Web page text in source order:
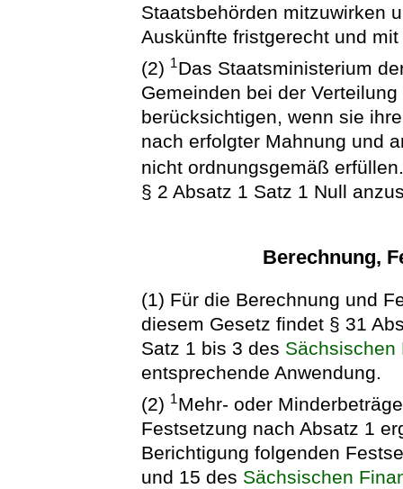
Staatsbehörden mitzuwirken
Auskünfte fristgerecht und
(2) 1Das Staatsministerium
Gemeinden bei der
berücksichtigen, wenn sie
nach erfolgter Mahnung und
nicht ordnungsgemäß
§ 2 Absatz 1 Satz 1 Null
Berechnung,
(1) Für die Berechnung und
diesem Gesetz findet § 31
Satz 1 bis 3 des Sächsischen
entsprechende Anwendung.
(2) 1Mehr- oder
Festsetzung nach Absatz 1
Berichtigung folgenden
und 15 des Sächsischen